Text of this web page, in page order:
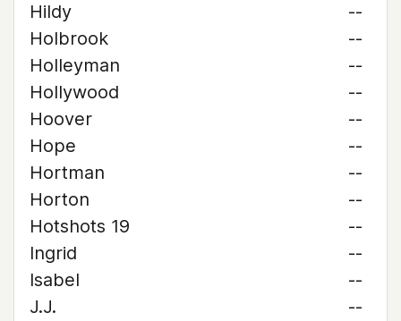
Hildy
--
Holbrook
--
Holleyman
--
Hollywood
--
Hoover
--
Hope
--
Hortman
--
Horton
--
Hotshots 19
--
Ingrid
--
Isabel
--
J.J.
--